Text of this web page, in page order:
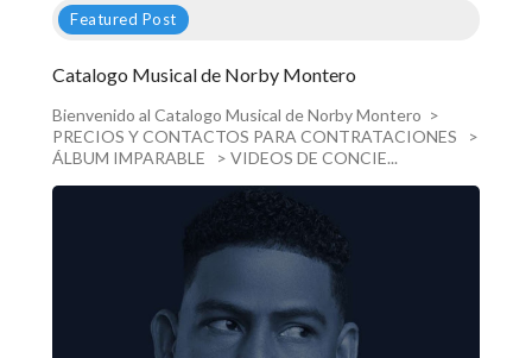
Featured Post
Catalogo Musical de Norby Montero
Bienvenido al Catalogo Musical de Norby Montero >
PRECIOS Y CONTACTOS PARA CONTRATACIONES >
ÁLBUM IMPARABLE > VIDEOS DE CONCIE...